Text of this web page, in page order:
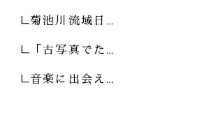
菊池川流域日…
「古写真でた…
音楽に出会え…